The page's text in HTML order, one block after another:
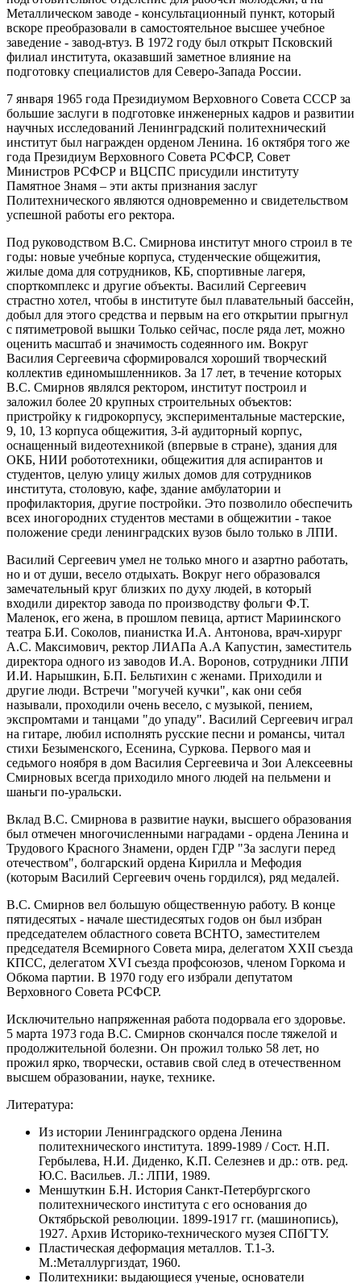
Металлическом заводе - консультационный пункт, который
вскоре преобразовали в самостоятельное высшее учебное
заведение - завод-втуз. В 1972 году был открыт Псковский
филиал института, оказавший заметное влияние на
подготовку специалистов для Северо-Запада России.
7 января 1965 года Президиумом Верховного Совета СССР за
большие заслуги в подготовке инженерных кадров и развитии
научных исследований Ленинградский политехнический
институт был награжден орденом Ленина. 16 октября того же
года Президиум Верховного Совета РСФСР, Совет
Министров РСФСР и ВЦСПС присудили институту
Памятное Знамя – эти акты признания заслуг
Политехнического являются одновременно и свидетельством
успешной работы его ректора.
Под руководством В.С. Смирнова институт много строил в те
годы: новые учебные корпуса, студенческие общежития,
жилые дома для сотрудников, КБ, спортивные лагеря,
спорткомплекс и другие объекты. Василий Сергеевич
страстно хотел, чтобы в институте был плавательный бассейн,
добыл для этого средства и первым на его открытии прыгнул
с пятиметровой вышки Только сейчас, после ряда лет, можно
оценить масштаб и значимость содеянного им. Вокруг
Василия Сергеевича сформировался хороший творческий
коллектив единомышленников. За 17 лет, в течение которых
В.С. Смирнов являлся ректором, институт построил и
заложил более 20 крупных строительных объектов:
пристройку к гидрокорпусу, экспериментальные мастерские,
9, 10, 13 корпуса общежития, 3-й аудиторный корпус,
оснащенный видеотехникой (впервые в стране), здания для
ОКБ, НИИ робототехники, общежития для аспирантов и
студентов, целую улицу жилых домов для сотрудников
института, столовую, кафе, здание амбулатории и
профилактория, другие постройки. Это позволило обеспечить
всех иногородних студентов местами в общежитии - такое
положение среди ленинградских вузов было только в ЛПИ.
Василий Сергеевич умел не только много и азартно работать,
но и от души, весело отдыхать. Вокруг него образовался
замечательный круг близких по духу людей, в который
входили директор завода по производству фольги Ф.Т.
Маленок, его жена, в прошлом певица, артист Мариинского
театра Б.И. Соколов, пианистка И.А. Антонова, врач-хирург
А.С. Максимович, ректор ЛИАПа А.А Капустин, заместитель
директора одного из заводов И.А. Воронов, сотрудники ЛПИ
И.И. Нарышкин, Б.П. Бельтихин с женами. Приходили и
другие люди. Встречи "могучей кучки", как они себя
называли, проходили очень весело, с музыкой, пением,
экспромтами и танцами "до упаду". Василий Сергеевич играл
на гитаре, любил исполнять русские песни и романсы, читал
стихи Безыменского, Есенина, Суркова. Первого мая и
седьмого ноября в дом Василия Сергеевича и Зои Алексеевны
Смирновых всегда приходило много людей на пельмени и
шаньги по-уральски.
Вклад В.С. Смирнова в развитие науки, высшего образования
был отмечен многочисленными наградами - ордена Ленина и
Трудового Красного Знамени, орден ГДР "За заслуги перед
отечеством", болгарский ордена Кирилла и Мефодия
(которым Василий Сергеевич очень гордился), ряд медалей.
В.С. Смирнов вел большую общественную работу. В конце
пятидесятых - начале шестидесятых годов он был избран
председателем областного совета ВСНТО, заместителем
председателя Всемирного Совета мира, делегатом XXII съезда
КПСС, делегатом XVI съезда профсоюзов, членом Горкома и
Обкома партии. В 1970 году его избрали депутатом
Верховного Совета РСФСР.
Исключительно напряженная работа подорвала его здоровье.
5 марта 1973 года В.С. Смирнов скончался после тяжелой и
продолжительной болезни. Он прожил только 58 лет, но
прожил ярко, творчески, оставив свой след в отечественном
высшем образовании, науке, технике.
Литература:
Из истории Ленинградского ордена Ленина
политехнического института. 1899-1989 / Сост. Н.П.
Гербылева, Н.И. Диденко, К.П. Селезнев и др.: отв. ред.
Ю.С. Васильев. Л.: ЛПИ, 1989.
Меншуткин Б.Н. История Санкт-Петербургского
политехнического института с его основания до
Октябрьской революции. 1899-1917 гг. (машинопись),
1927. Архив Историко-технического музея СПбГТУ.
Пластическая деформация металлов. Т.1-3.
М.:Металлургиздат, 1960.
Политехники: выдающиеся ученые, основатели